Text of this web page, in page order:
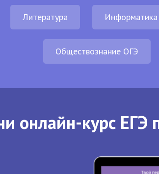
Литература Информатика
Обществознание ОГЭ
онлайн-курс ЕГЭ